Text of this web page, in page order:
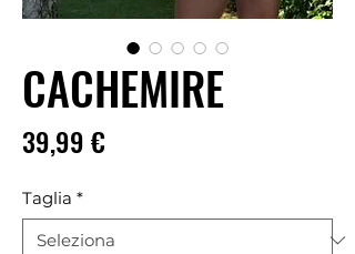
CACHEMIRE
39,99 €
Taglia *